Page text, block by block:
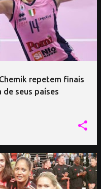
repetem finais
de seus países